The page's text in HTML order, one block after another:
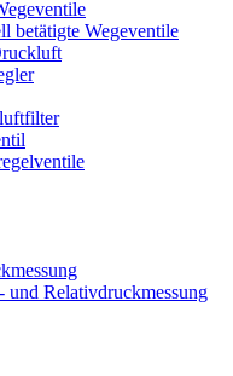
betätigte Wegeventile
und Relativdruckmessung